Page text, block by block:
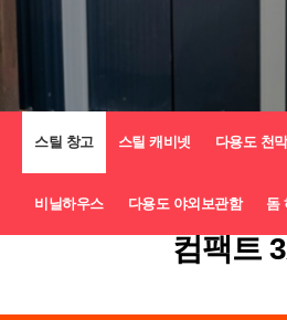
스틸 창고 스틸 캐비넷 다용도 천막
비닐하우스 다용도 야외보관함 돔
컴팩트